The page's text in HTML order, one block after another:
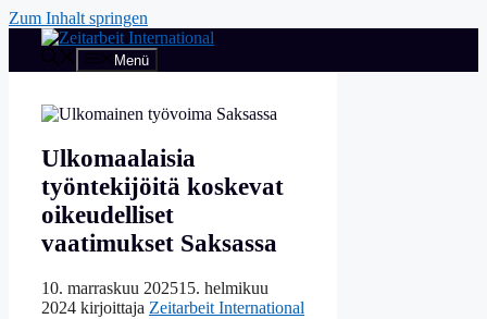
Zum Inhalt springen
Menü
Ulkomaalaisia
työntekijöitä koskevat
oikeudelliset
vaatimukset Saksassa
10. marraskuu 202515. helmikuu
2024 kirjoittaja Zeitarbeit International